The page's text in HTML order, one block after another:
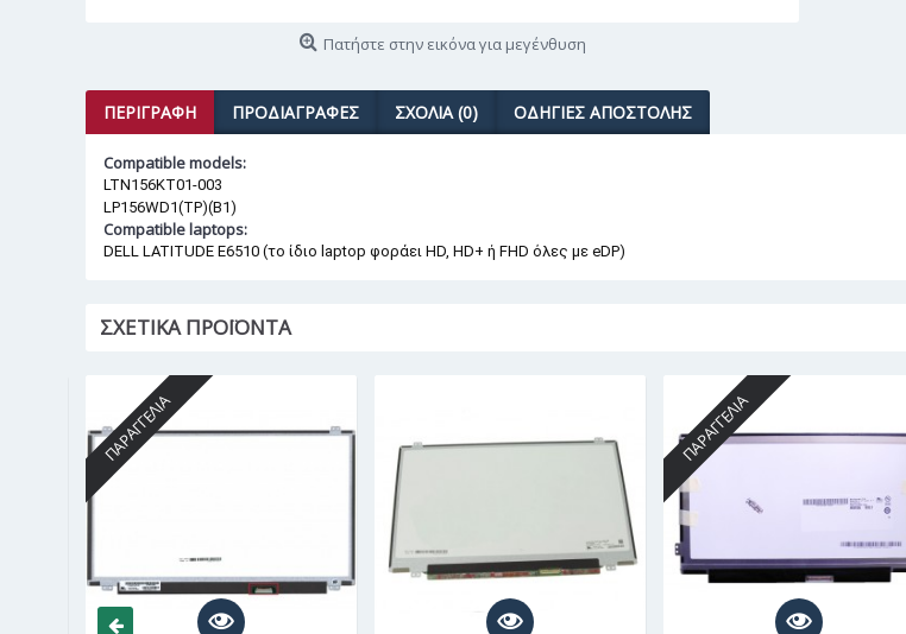
Πατήστε στην εικόνα για μεγένθυση
ΠΕΡΙΓΡΑΦΉ ΠΡΟΔΙΑΓΡΑΦΈΣ ΣΧΌΛΙΑ (0) ΟΔΗΓΊΕΣ ΑΠΟΣΤΟΛΉΣ
Compatible models:
LTN156KT01-003
LP156WD1(TP)(B1)
Compatible laptops:
DELL LATITUDE E6510 (το ίδιο laptop φοράει HD, HD+ ή FHD όλες με eDP)
ΣΧΕΤΙΚΆ ΠΡΟΪΌΝΤΑ
ΠΑΡΑΓΓΕΛΊΑ ΠΑΡΑΓΓΕΛΊΑ